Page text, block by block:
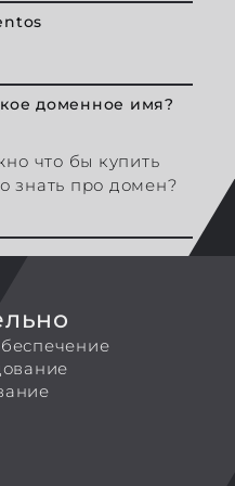
доменное имя?
что бы купить
знать про домен?